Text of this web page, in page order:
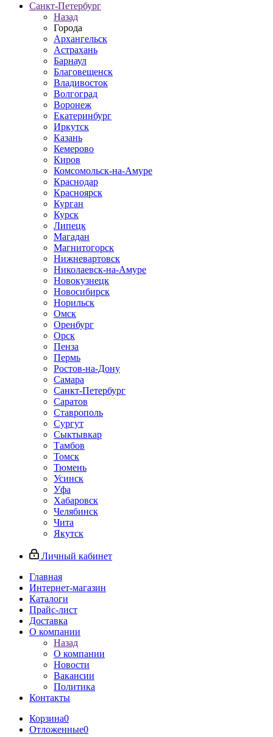
Санкт-Петербург
Назад
Города
Архангельск
Астрахань
Барнаул
Благовещенск
Владивосток
Волгоград
Воронеж
Екатеринбург
Иркутск
Казань
Кемерово
Киров
Комсомольск-на-Амуре
Краснодар
Красноярск
Курган
Курск
Липецк
Магадан
Магнитогорск
Нижневартовск
Николаевск-на-Амуре
Новокузнецк
Новосибирск
Норильск
Омск
Оренбург
Орск
Пенза
Пермь
Ростов-на-Дону
Самара
Санкт-Петербург
Саратов
Ставрополь
Сургут
Сыктывкар
Тамбов
Томск
Тюмень
Усинск
Уфа
Хабаровск
Челябинск
Чита
Якутск
Личный кабинет
Главная
Интернет-магазин
Каталоги
Прайс-лист
Доставка
О компании
Назад
О компании
Новости
Вакансии
Политика
Контакты
Корзина0
Отложенные0